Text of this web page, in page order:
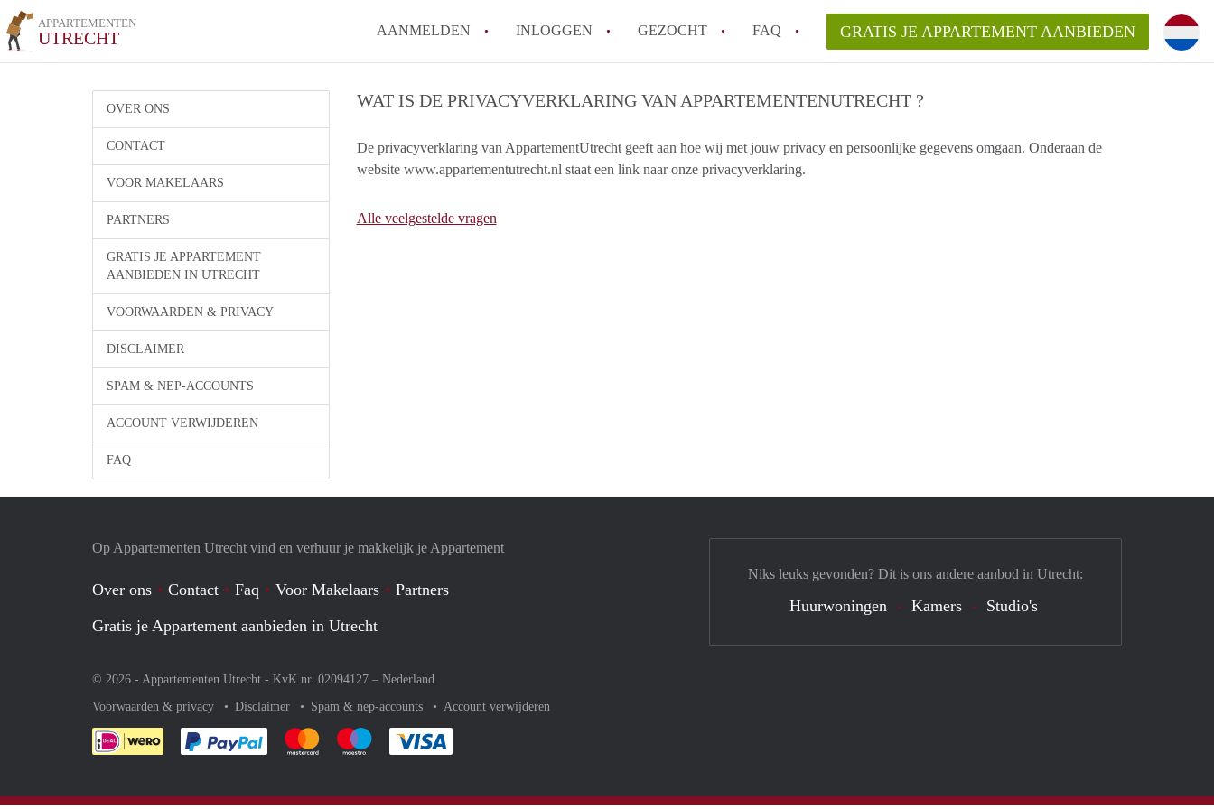
APPARTEMENTEN
UTRECHT AANMELDEN INLOGGEN GEZOCHT FAQ
Wat is AppartementenUtrecht?
Wat is de privacyverklaring van AppartementenUtrecht ?
GRATIS JE APPARTEMENT AANBIEDEN
OVER ONS
CONTACT
VOOR MAKELAARS
PARTNERS
GRATIS JE APPARTEMENT
AANBIEDEN IN UTRECHT
VOORWAARDEN & PRIVACY
DISCLAIMER
SPAM & NEP-ACCOUNTS
ACCOUNT VERWIJDEREN
FAQ
WAT IS DE PRIVACYVERKLARING VAN APPARTEMENTENUTRECHT ?
De privacyverklaring van AppartementUtrecht geeft aan hoe wij met jouw privacy en persoonlijke gegevens omgaan. Onderaan de
website www.appartementutrecht.nl staat een link naar onze privacyverklaring.
Alle veelgestelde vragen
Op Appartementen Utrecht vind en verhuur je makkelijk je Appartement
Over ons Contact Faq Voor Makelaars
Partners
Gratis je Appartement aanbieden in Utrecht
© 2026 - Appartementen Utrecht - KvK nr. 02094127 – Nederland
Voorwaarden & privacy
Disclaimer Spam & nep-accounts Account verwijderen
Je rekent gemakkelijk af met Paypal
Je rekent gemakkelijk af met Mastercard
Je rekent gemakkelijk af met Meastro
Niks leuks gevonden? Dit is ons andere aanbod in Utrecht:
Huurwoningen Kamers Studio's